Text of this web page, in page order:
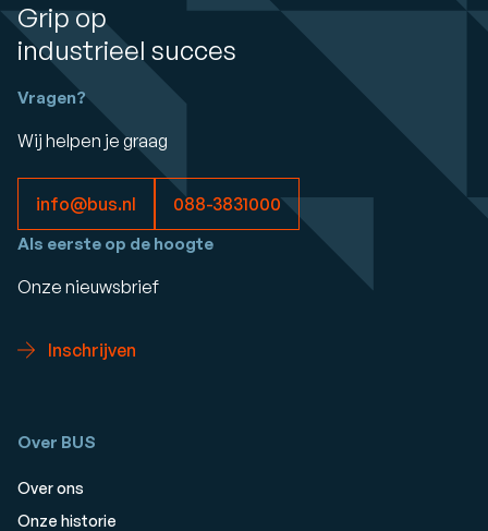
Grip op
industrieel succes
Vragen?
Wij helpen je graag
info@bus.nl 088-3831000
Als eerste op de hoogte
Onze nieuwsbrief
Inschrijven
Over BUS
Over ons
Onze historie